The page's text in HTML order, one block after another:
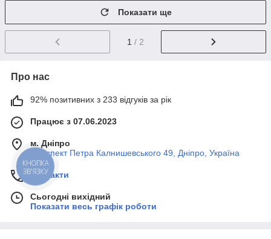
Показати ще
1 / 2
Про нас
92% позитивних з 233 відгуків за рік
Працює з 07.06.2023
м. Дніпро
Проспект Петра Калнишевського 49, Дніпро, Україна
Контакти
Сьогодні вихідний
Показати весь графік роботи
КНОПКА
ЗВ'ЯЗКУ